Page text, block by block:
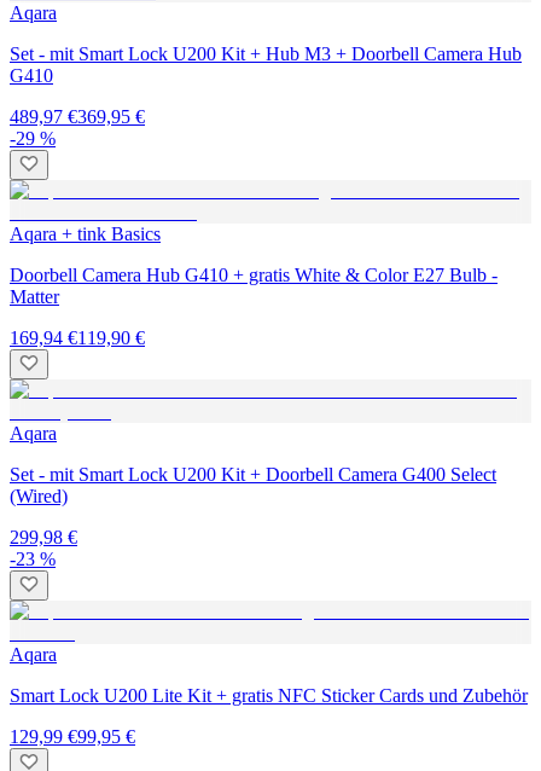
Aqara
Set - mit Smart Lock U200 Kit + Hub M3 + Doorbell Camera Hub
G410
489,97 €369,95 €
-29 %
Aqara + tink Basics
Doorbell Camera Hub G410 + gratis White & Color E27 Bulb -
Matter
169,94 €119,90 €
Aqara
Set - mit Smart Lock U200 Kit + Doorbell Camera G400 Select
(Wired)
299,98 €
-23 %
Aqara
Smart Lock U200 Lite Kit + gratis NFC Sticker Cards und Zubehör
129,99 €99,95 €